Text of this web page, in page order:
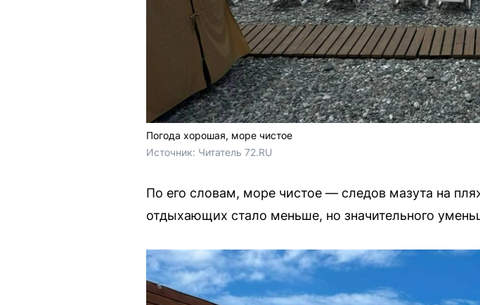
Погода хорошая, море чистое
Источник: Читатель 72.RU
По его словам, море чистое — следов мазута на
отдыхающих стало меньше, но значительного